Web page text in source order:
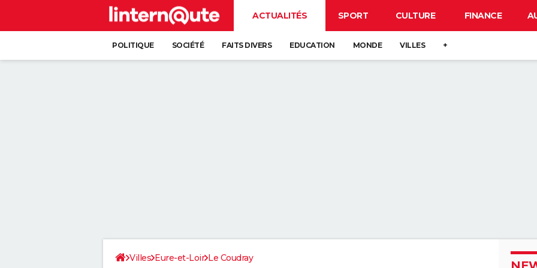
ACTUALITÉS SPORT CULTURE FINANCE
POLITIQUE SOCIÉTÉ FAITS DIVERS EDUCATION MONDE VILLES +
Villes Eure-et-Loir Le Coudray